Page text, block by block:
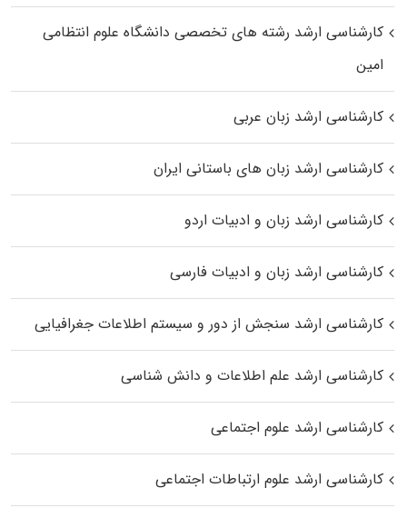
کارشناسی ارشد رﺷﺘﻪ ﻫﺎی تخصصی داﻧﺸﮕﺎه ﻋﻠﻮم انتظامی
اﻣﻴﻦ
کارشناسی ارشد زبان عربی
کارشناسی ارشد زبان‌ های باستانی ایران
کارشناسی ارشد زبان و ادبیات اردو
کارشناسی ارشد زبان و ادبیات فارسی
کارشناسی ارشد سنجش از دور و سیستم اطلاعات جغرافیایی
کارشناسی ارشد علم اطلاعات و دانش شناسی
کارشناسی ارشد علوم اجتماعی
کارشناسی ارشد علوم ارتباطات اجتماعی